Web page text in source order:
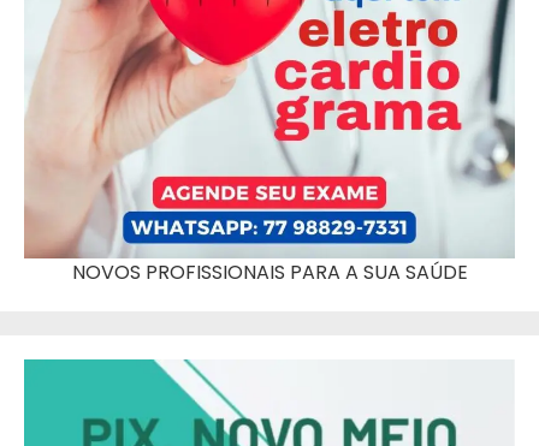
NOVOS PROFISSIONAIS PARA A SUA SAÚDE